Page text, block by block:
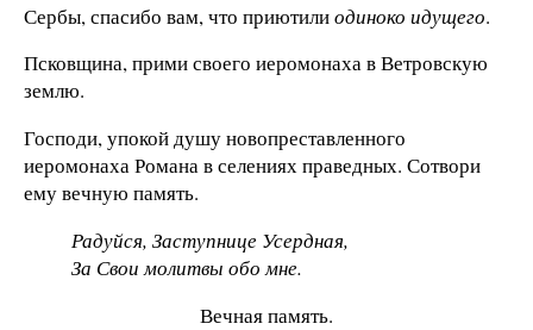
Сербы, спасибо вам, что приютилиодиноко идущего.
Псковщина, прими своего иеромонаха в Ветровскую
землю.
Господи, упокой душу новопреставленного
иеромонаха Романа в селениях праведных. Сотвори
ему вечную память.
Радуйся, Заступнице Усердная,
За Свои молитвы обо мне.
Вечная память.